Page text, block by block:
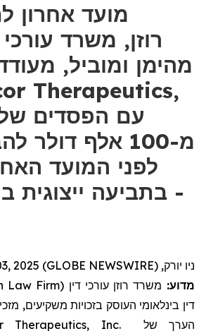
מועד אחרון
מהימן ומוביל,
מ-100 אלף דולר
לפני המועד
בתביעה ייצוגית
ניו יורק, Sept. 03, 2025 (GLOBE NEWSWIRE) --
מדוע: משרד רוזן עורכי דין (Law Firm
דין בינלאומי העוסק בזכויות משקיעים,
הערך של
Therapeutics, Inc.